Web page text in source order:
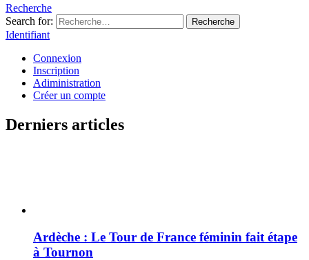
Recherche
Search for:
Recherche
Identifiant
Connexion
Inscription
Adiministration
Créer un compte
Derniers articles
Ardèche : Le Tour de France féminin fait étape
à Tournon